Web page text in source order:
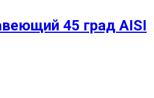
45 град AISI